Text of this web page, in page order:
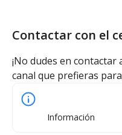
Contactar con el
¡No dudes en contactar
canal que prefieras
Información